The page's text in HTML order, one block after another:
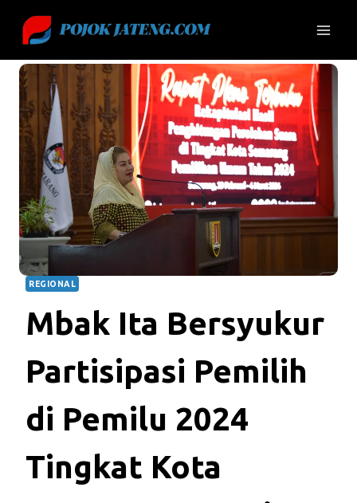
content
REGIONAL
Mbak Ita Bersyukur
Partisipasi Pemilih
di Pemilu 2024
Tingkat Kota